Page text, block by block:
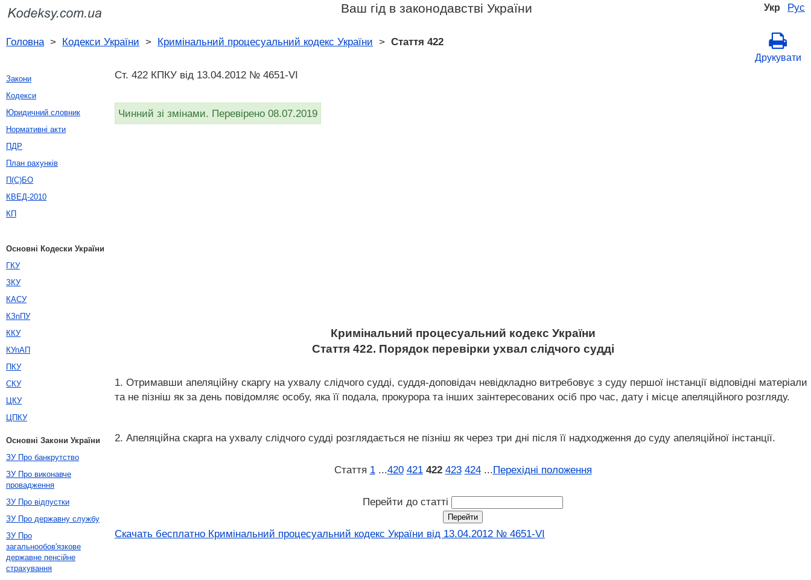
Укр Рус
Ваш гід в законодавстві України
Головна> Кодекси України > Кримінальний процесуальний кодекс України > Стаття 422
Друкувати
Ст. 422 КПКУ від 13.04.2012 № 4651-VI
Чинний зі змінами. Перевірено 08.07.2019
Кримінальний процесуальний кодекс України
Стаття 422. Порядок перевірки ухвал слідчого судді
1. Отримавши апеляційну скаргу на ухвалу слідчого судді, суддя-доповідач невідкладно витребовує з суду першої інстанції відповідні матеріали
та не пізніш як за день повідомляє особу, яка її подала, прокурора та інших заінтересованих осіб про час, дату і місце апеляційного розгляду.
2. Апеляційна скарга на ухвалу слідчого судді розглядається не пізніш як через три дні після її надходження до суду апеляційної інстанції.
Стаття 1 ...420 421 422 423 424 ...Перехідні положення
Перейти до статті
Скачать бесплатно Кримінальний процесуальний кодекс України від 13.04.2012 № 4651-VI
Закони
Кодекси
Юридичний словник
Нормативні акти
ПДР
План рахунків
П(С)БО
КВЕД-2010
КП
Основні Кодески України
ГКУ
ЗКУ
КАСУ
КЗпПУ
ККУ
КУпАП
ПКУ
СКУ
ЦКУ
ЦПКУ
Основні Закони України
ЗУ Про банкрутство
ЗУ Про виконавче
провадження
ЗУ Про відпустки
ЗУ Про державну службу
ЗУ Про
загальнообов'язкове
державне пенсійне
страхування